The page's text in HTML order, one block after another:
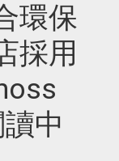
環保
採用
中